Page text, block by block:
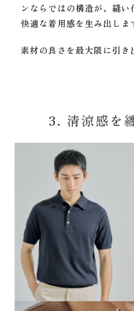
ンならではの構造が、 縫い
快適な着用感を生み出しま
素材の良さを最大限に引き
3. 清涼感を